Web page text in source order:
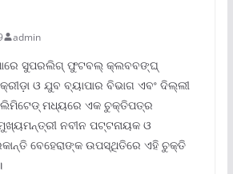
admin
ସୁପରଲିଗ୍ ଫୁଟବଲ୍ କ୍ଲବବଙ୍ଘ୍
ଓ ଯୁବ ବ୍ୟାପାର ବିଭାଗ ଏବଂ ଦିଲ୍ଲୀ
ମଧ୍ୟରେ ଏକ ଚୁକ୍ତିପତ୍ର
ନବୀନ ପଟ୍ଟନାୟକ ଓ
ବେହେରାଙ୍କ ଉପସ୍ଥିତିରେ ଏହି ଚୁକ୍ତି